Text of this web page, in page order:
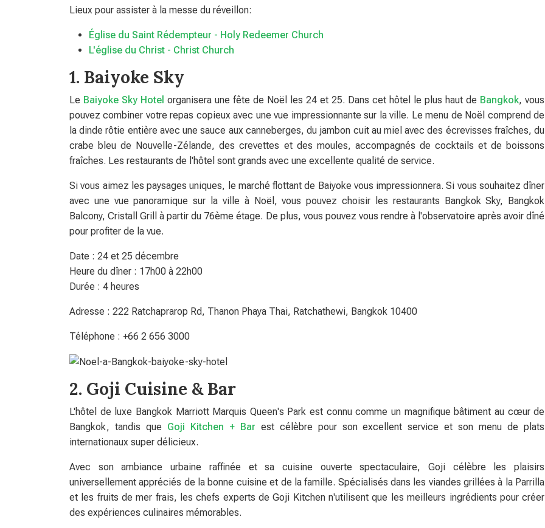
Lieux pour assister à la messe du réveillon:
Église du Saint Rédempteur - Holy Redeemer Church
L'église du Christ - Christ Church
1. Baiyoke Sky
Le Baiyoke Sky Hotel organisera une fête de Noël les 24 et 25. Dans cet hôtel le plus haut de Bangkok, vous
pouvez combiner votre repas copieux avec une vue impressionnante sur la ville. Le menu de Noël comprend de
la dinde rôtie entière avec une sauce aux canneberges, du jambon cuit au miel avec des écrevisses fraîches, du
crabe bleu de Nouvelle-Zélande, des crevettes et des moules, accompagnés de cocktails et de boissons
fraîches. Les restaurants de l'hôtel sont grands avec une excellente qualité de service.
Si vous aimez les paysages uniques, le marché flottant de Baiyoke vous impressionnera. Si vous souhaitez dîner
avec une vue panoramique sur la ville à Noël, vous pouvez choisir les restaurants Bangkok Sky, Bangkok
Balcony, Cristall Grill à partir du 76ème étage. De plus, vous pouvez vous rendre à l'observatoire après avoir dîné
pour profiter de la vue.
Date : 24 et 25 décembre
Heure du dîner : 17h00 à 22h00
Durée : 4 heures
Adresse : 222 Ratchaprarop Rd, Thanon Phaya Thai, Ratchathewi, Bangkok 10400
Téléphone : +66 2 656 3000
2. Goji Cuisine & Bar
L'hôtel de luxe Bangkok Marriott Marquis Queen's Park est connu comme un magnifique bâtiment au cœur de
Bangkok, tandis que Goji Kitchen + Bar est célèbre pour son excellent service et son menu de plats
internationaux super délicieux.
Avec son ambiance urbaine raffinée et sa cuisine ouverte spectaculaire, Goji célèbre les plaisirs
universellement appréciés de la bonne cuisine et de la famille. Spécialisés dans les viandes grillées à la Parrilla
et les fruits de mer frais, les chefs experts de Goji Kitchen n'utilisent que les meilleurs ingrédients pour créer
des expériences culinaires mémorables.